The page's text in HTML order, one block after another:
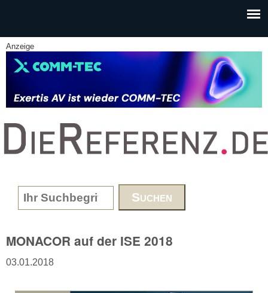
Anzeige
www.DieReferenz.de
Search form
MONACOR auf der ISE 2018
03.01.2018